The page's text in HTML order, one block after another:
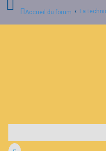
I
n
Accueil du forum La